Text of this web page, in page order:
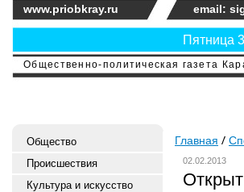
Общественно-политическая газета
Пятница
www.priobkray.ru email:
Общество
Происшествия
Культура и искусство
Главная
02.02.2013